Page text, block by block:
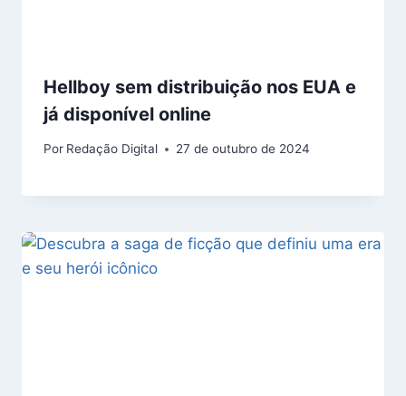
Hellboy sem distribuição nos EUA e
já disponível online
Por Redação Digital 27 de outubro de 2024